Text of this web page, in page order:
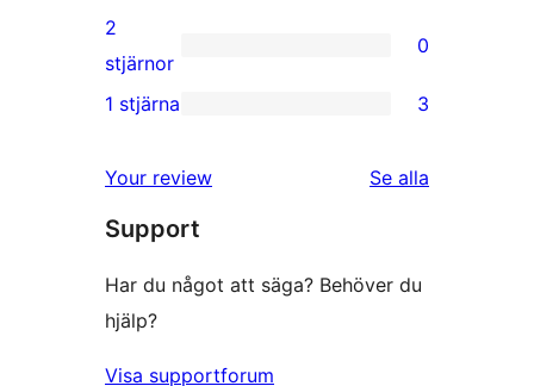
recensioner
3-
stjärniga
recensioner
0
2-
recensioner
2
stjärnor
0
stjärniga
recensioner
1 stjärna 3
Your review Se alla
Support
Har du något att säga? Behöver du
hjälp?
Visa supportforum